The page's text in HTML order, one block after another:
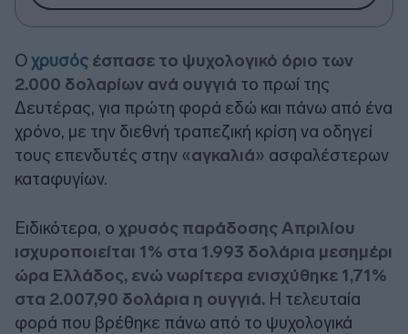
Οχρυσός έσπασε το ψυχολογικό όριο των
2.000 δολαρίων ανά ουγγιά το πρωί της
Δευτέρας, για πρώτη φορά εδώ και πάνω από ένα
χρόνο, με την διεθνή τραπεζική κρίση να οδηγεί
τους επενδυτές στην «αγκαλιά» ασφαλέστερων
καταφυγίων.
Ειδικότερα, ο χρυσός παράδοσης Απριλίου
ισχυροποιείται 1% στα 1.993 δολάρια μεσημέρι
ώρα Ελλάδος, ενώ νωρίτερα ενισχύθηκε 1,71%
στα 2.007,90 δολάρια η ουγγιά. Η τελευταία
φορά που βρέθηκε πάνω από το ψυχολογικά